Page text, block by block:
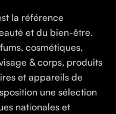
la référence
et du bien-être.
cosmétiques,
& corps, produits
et appareils de
une sélection
nationales et